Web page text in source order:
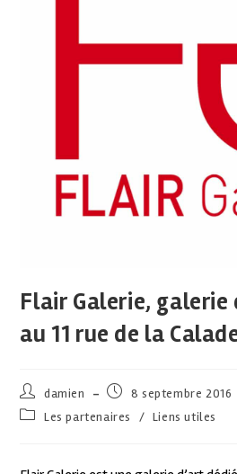
Flair Galerie, galerie
au 11 rue de la
damien
8 septembre 2016
Les partenaires
/ Liens utiles